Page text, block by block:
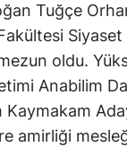
Tuğçe
oldu.
Anabilim
Kaymakam
amirliği